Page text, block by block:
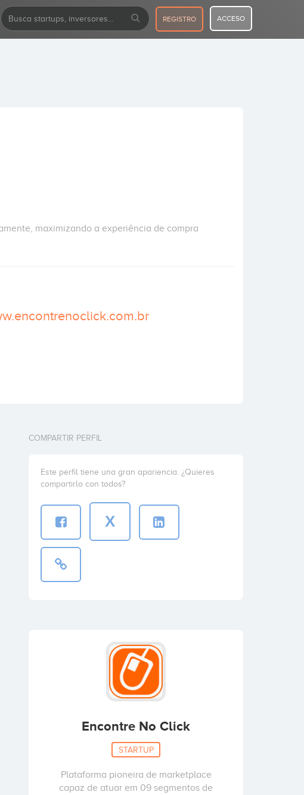
REGISTRO ACCESO
maximizando a experiência de compra
COMPARTIR PERFIL
Este perfil tiene una gran apariencia. ¿Quieres
compartirlo con todos?
X
Encontre No Click
STARTUP
Plataforma pioneira de marketplace
capaz de atuar em 09 segmentos de